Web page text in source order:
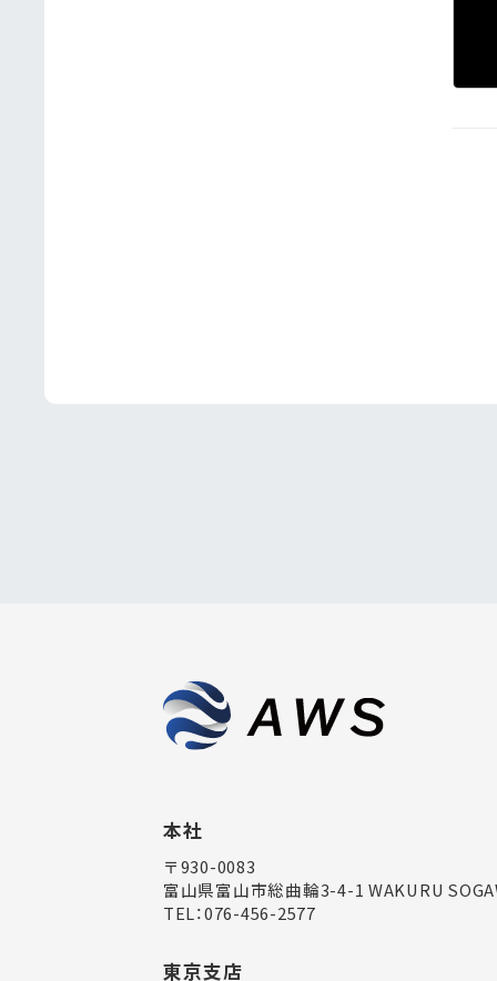
本社
〒930-0083
富山県富山市総曲輪3-4-1WAKURU
TEL：076-456-2577
東京支店